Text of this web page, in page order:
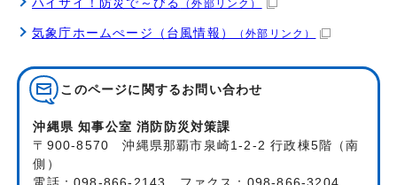
ハイサイ！防災で～びる （外部リンク）
気象庁ホームぺージ（台風情報） （外部リンク）
このページに関する お問い合わせ
沖縄県 知事公室 消防防災対策課
〒900-8570 沖縄県那覇市泉崎1-2-2 行政棟5階（南
側）